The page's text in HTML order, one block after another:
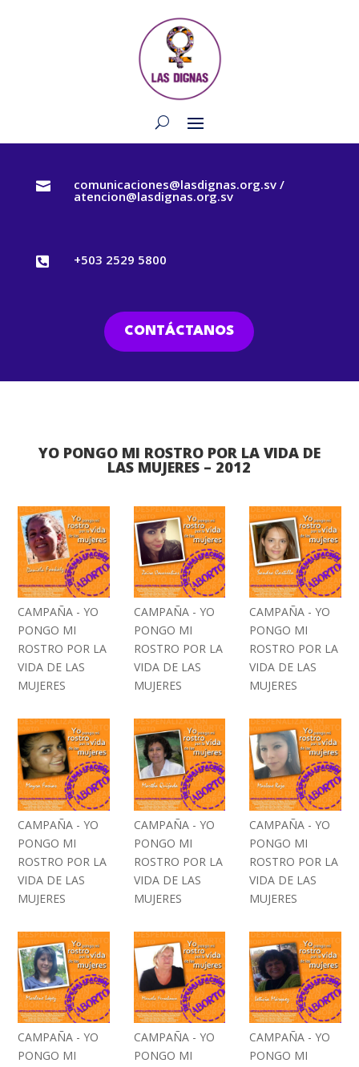
 comunicaciones@lasdignas.org.sv /
atencion@lasdignas.org.sv
 +503 2529 5800
CONTÁCTANOS
YO PONGO MI ROSTRO POR LA VIDA DE
LAS MUJERES – 2012
CAMPAÑA - YO
PONGO MI
ROSTRO POR LA
VIDA DE LAS
MUJERES
CAMPAÑA - YO
PONGO MI
ROSTRO POR LA
VIDA DE LAS
MUJERES
CAMPAÑA - YO
PONGO MI
ROSTRO POR LA
VIDA DE LAS
MUJERES
CAMPAÑA - YO
PONGO MI
ROSTRO POR LA
VIDA DE LAS
MUJERES
CAMPAÑA - YO
PONGO MI
ROSTRO POR LA
VIDA DE LAS
MUJERES
CAMPAÑA - YO
PONGO MI
ROSTRO POR LA
VIDA DE LAS
MUJERES
CAMPAÑA - YO
PONGO MI
CAMPAÑA - YO
PONGO MI
CAMPAÑA - YO
PONGO MI